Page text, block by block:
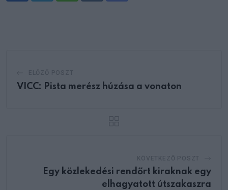
VICC: Pista merész húzása a vonaton
Egy közlekedési rendőrt kiraknak egy
elhagyatott útszakaszra